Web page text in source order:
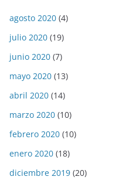
agosto 2020 (4)
julio 2020 (19)
junio 2020 (7)
mayo 2020 (13)
abril 2020 (14)
marzo 2020 (10)
febrero 2020 (10)
enero 2020 (18)
diciembre 2019 (20)